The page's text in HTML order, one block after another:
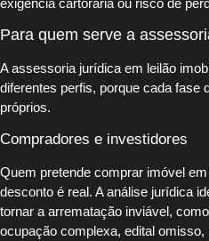
exigência cartorária ou risco de
Para quem serve a
A assessoria jurídica em leilão
diferentes perfis, porque cada fase
próprios.
Compradores e investidores
Quem pretende comprar imóvel
desconto é real. A análise jurídica
tornar a arrematação inviável,
ocupação complexa, edital